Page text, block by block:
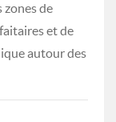
zones de
et de
autour des